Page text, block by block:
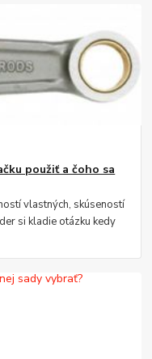
použiť a čoho sa
vlastných, skúseností
si kladie otázku kedy